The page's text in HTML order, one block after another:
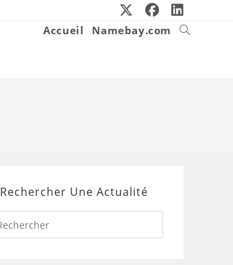
Accueil Namebay.com
Toggle
Rechercher Une Actualité
Press
to